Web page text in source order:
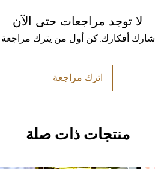
لا توجد مراجعات حتى الآن
شارك أفكارك. كن أول من يترك مراجعة.
اترك مراجعة
منتجات ذات صلة